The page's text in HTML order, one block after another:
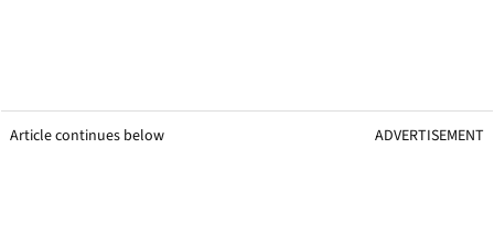
Article continues below ADVERTISEMENT